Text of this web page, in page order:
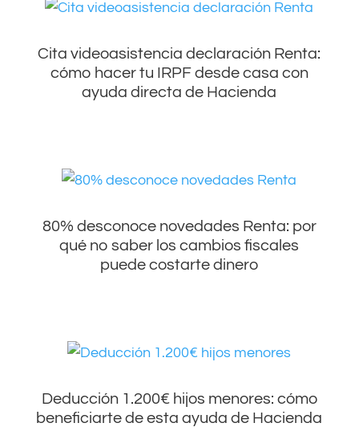
Cita videoasistencia declaración Renta:
cómo hacer tu IRPF desde casa con
ayuda directa de Hacienda
80% desconoce novedades Renta: por
qué no saber los cambios fiscales
puede costarte dinero
Deducción 1.200€ hijos menores: cómo
beneficiarte de esta ayuda de Hacienda